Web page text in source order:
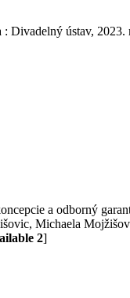
Divadelný ústav, 2023.
a odborný
Michaela
2]